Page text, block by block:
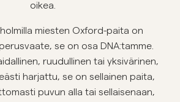
oikea.
miesten Oxford-paita on
se on osa DNA:tamme.
ruudullinen tai yksivärinen,
harjattu, se on sellainen paita,
puvun alla tai sellaisenaan,